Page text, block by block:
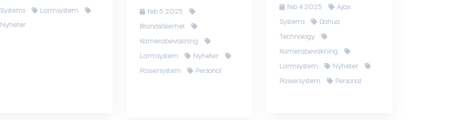
Systems Larmsystem
Nyheter
feb 5 2025
Brandsäkerhet
Kamerabevakning
Larmsystem Nyheter
Passersystem Personal
feb 4 2025 Ajax
Systems Dahua
Technology
Kamerabevakning
Larmsystem Nyheter
Passersystem Personal